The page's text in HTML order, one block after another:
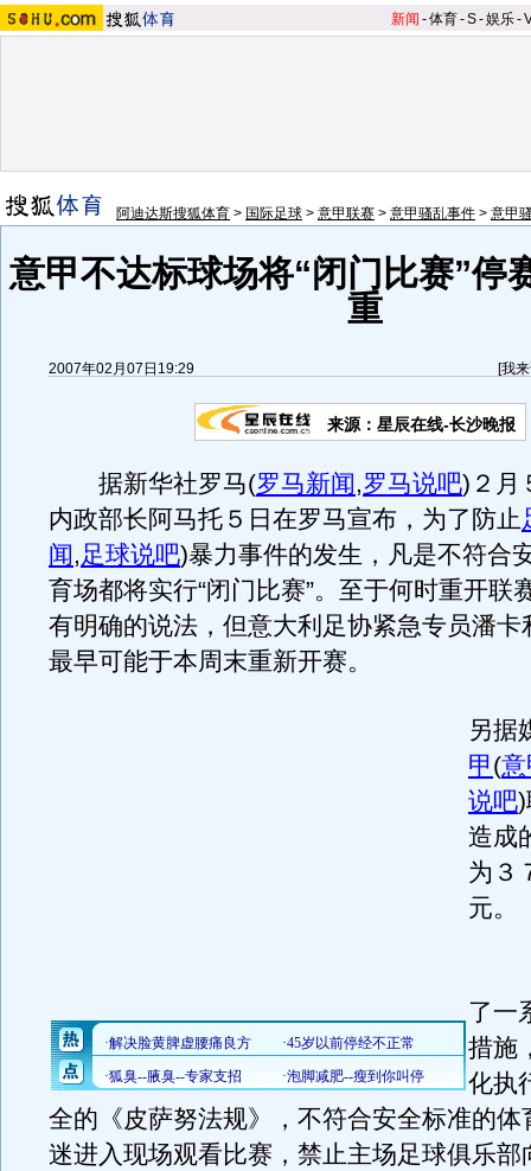
新闻 -体育-S-娱乐-
阿迪达斯搜狐体育 > 国际足球 > 意甲联赛 > 意甲骚乱事件 > 意甲
意甲不达标球场将“闭门比赛”停
重
2007年02月07日19:29 [我
来源：星辰在线-长沙晚报
据新华社罗马(罗马新闻,罗马说吧) ２月
内政部长阿马托５日在罗马宣布，为了防止
闻,足球说吧)暴力事件的发生，凡是不符合
育场都将实行“闭门比赛”。至于何时重开联
有明确的说法，但意大利足协紧急专员潘卡
最早可能于本周末重新开赛。
另据
甲 (
说吧)
造成
为３
元。
了一
措施
化执
全的《皮萨努法规》，不符合安全标准的体
迷进入现场观看比赛，禁止主场足球俱乐部